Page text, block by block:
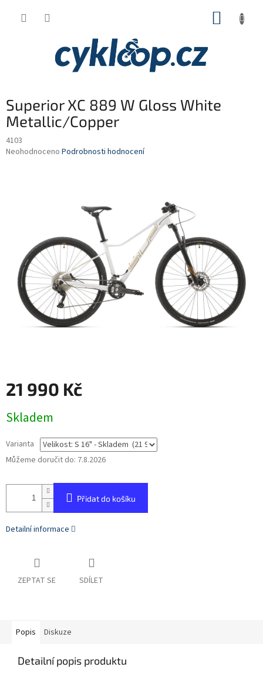
Superior XC 889 W Gloss White
Metallic/Copper
4103
Průměrné
Neohodnoceno Podrobnosti hodnocení
21 990 Kč
cena:
Skladem
Varianta
Můžeme doručit do: 7.8.2026
Přidat do košíku
Detailní informace
ZEPTAT SE SDÍLET
Popis Diskuze
Detailní popis produktu